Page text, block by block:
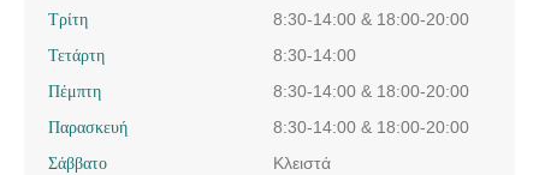
Τρίτη
8:30-14:00 & 18:00-20:00
Τετάρτη
8:30-14:00
Πέμπτη
8:30-14:00 & 18:00-20:00
Παρασκευή
8:30-14:00 & 18:00-20:00
Σάββατο
Κλειστά